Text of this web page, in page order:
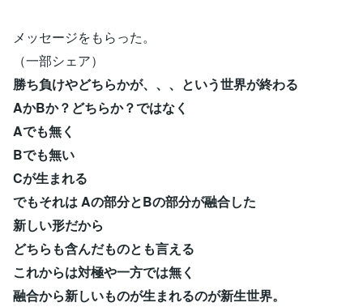
メッセージをもらった。
（一部シェア）
勝ち負けやどちらかが、、、という世界が終わる
AかBか？どちらか？ではなく
Aでも無く
Bでも無い
Cが生まれる
でもそれは Aの部分とBの部分が融合した
新しい形だから
どちらも含んだものとも言える
これからは対極や一方では無く
融合から新しいものが生まれるのが新生世界。